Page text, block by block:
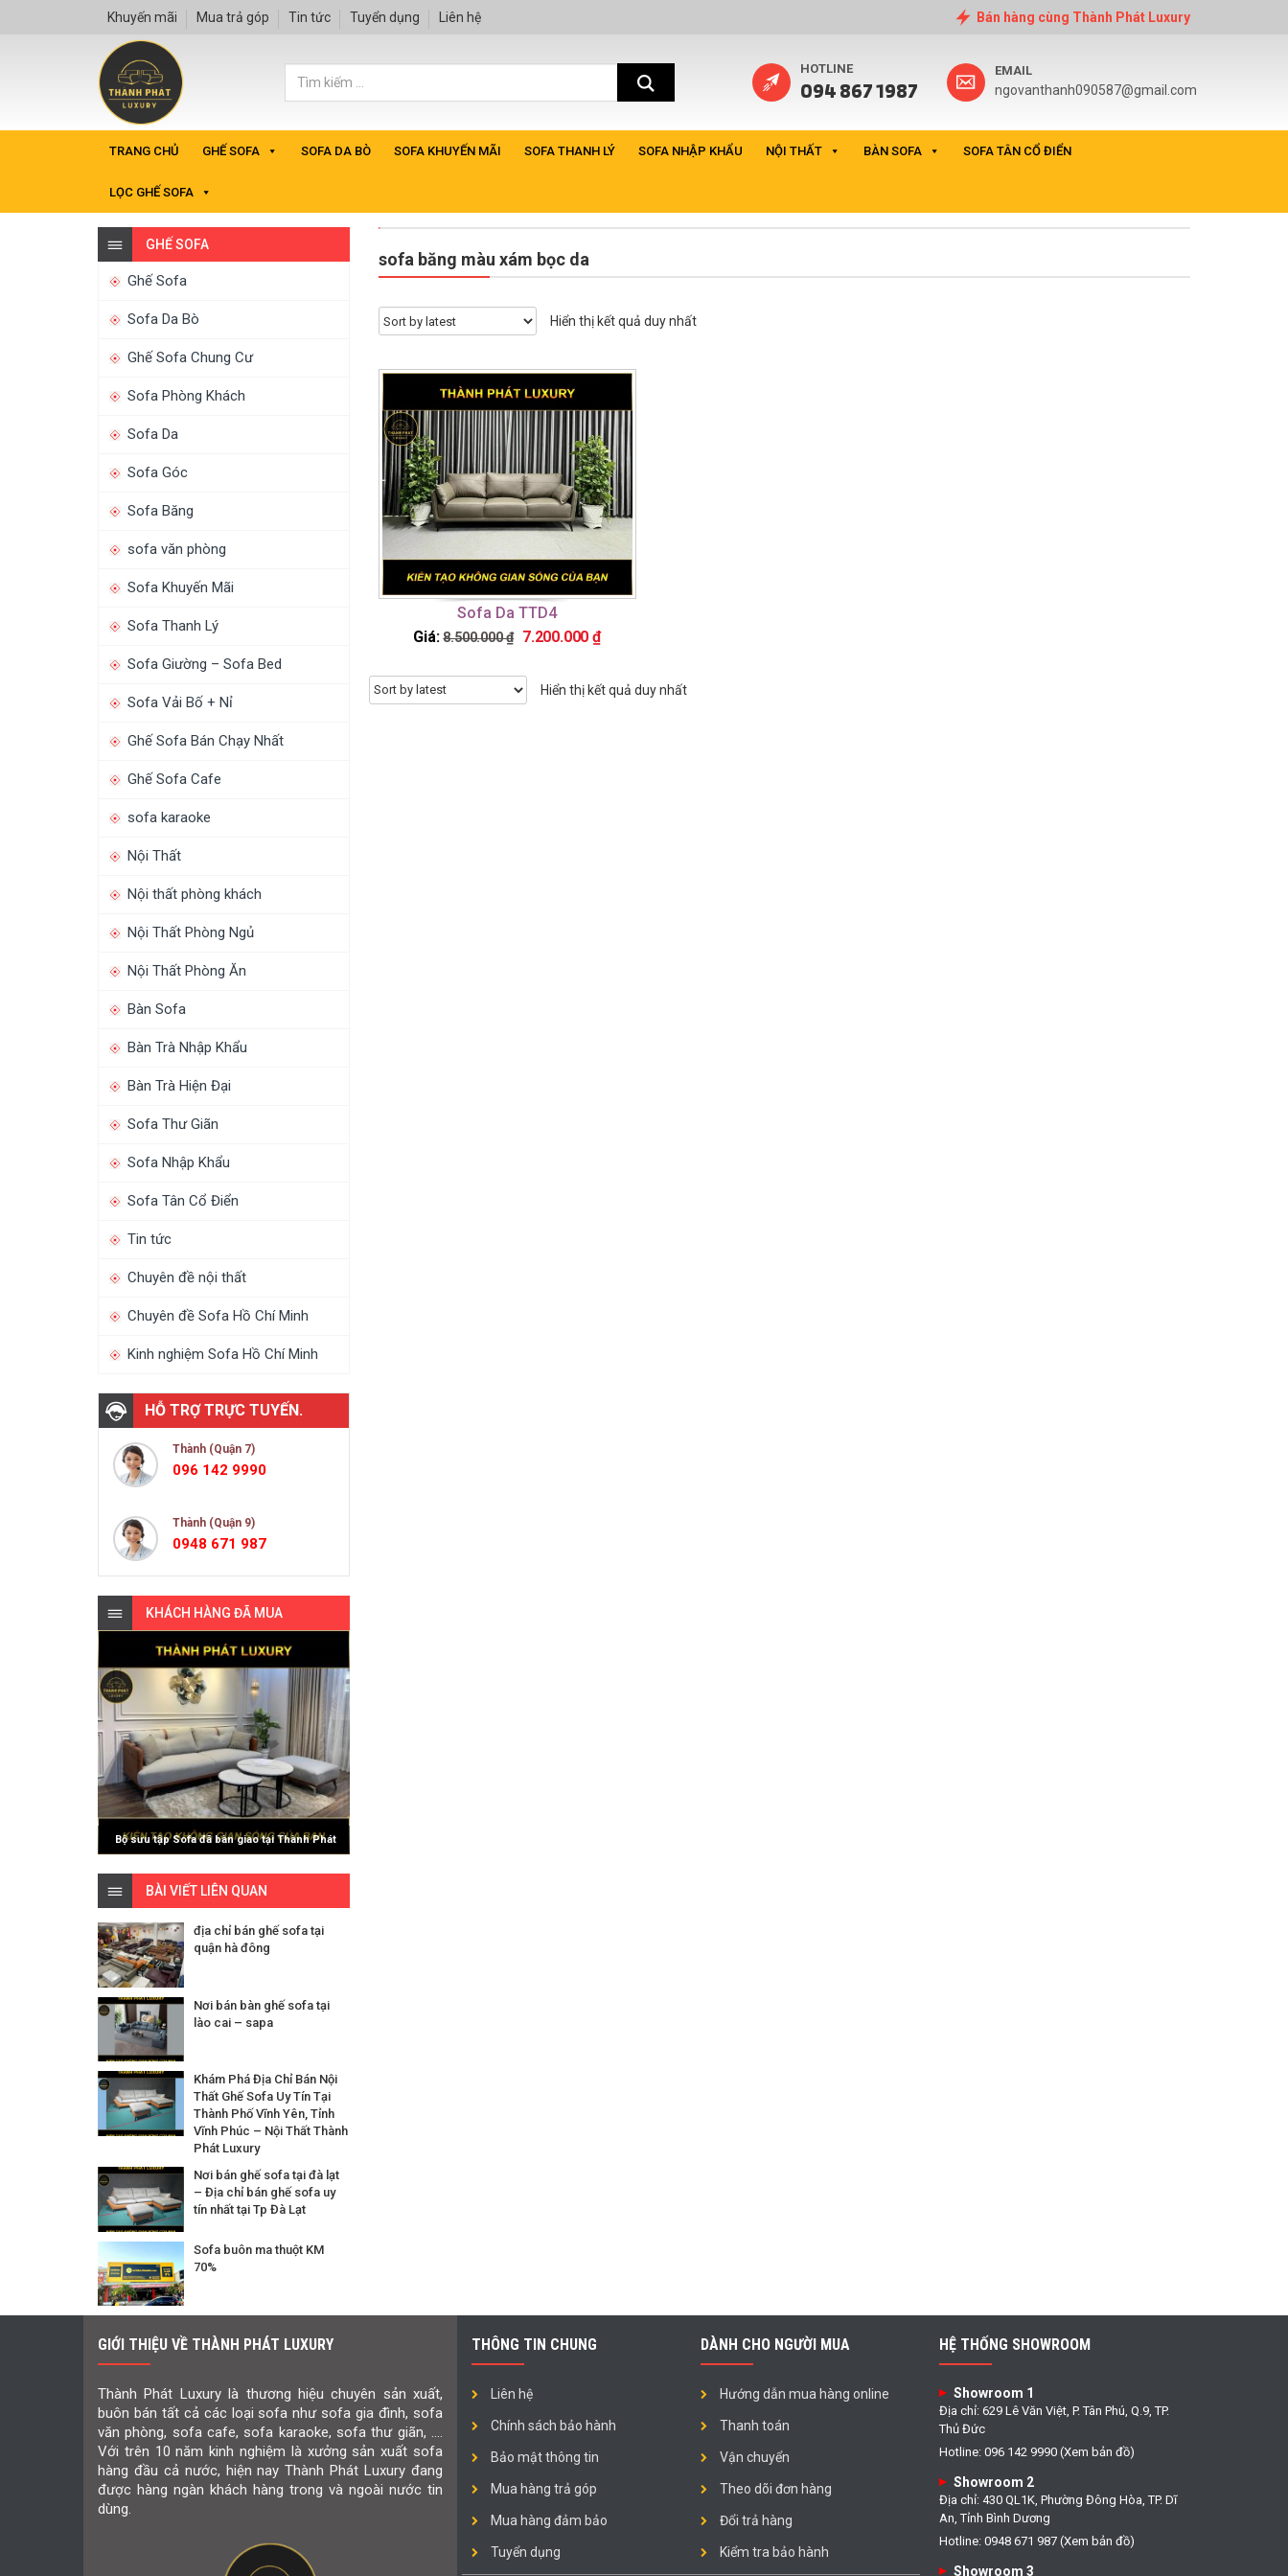
Khuyến mãi Mua trả góp Tin tức Tuyển dụng Liên hệ Bán hàng cùng Thành Phát Luxury
HOTLINE
094 867 1987
EMAIL
ngovanthanh090587@gmail.com
TRANG CHỦ GHẾ SOFA SOFA DA BÒ SOFA KHUYẾN MÃI SOFA THANH LÝ SOFA NHẬP KHẨU NỘI THẤT BÀN SOFA SOFA TÂN CỔ ĐIỂN
LỌC GHẾ SOFA
GHẾ SOFA
Ghế Sofa
Sofa Da Bò
Ghế Sofa Chung Cư
Sofa Phòng Khách
Sofa Da
Sofa Góc
Sofa Băng
sofa văn phòng
Sofa Khuyến Mãi
Sofa Thanh Lý
Sofa Giường – Sofa Bed
Sofa Vải Bố + Nỉ
Ghế Sofa Bán Chạy Nhất
Ghế Sofa Cafe
sofa karaoke
Nội Thất
Nội thất phòng khách
Nội Thất Phòng Ngủ
Nội Thất Phòng Ăn
Bàn Sofa
Bàn Trà Nhập Khẩu
Bàn Trà Hiện Đại
Sofa Thư Giãn
Sofa Nhập Khẩu
Sofa Tân Cổ Điển
Tin tức
Chuyên đề nội thất
Chuyên đề Sofa Hồ Chí Minh
Kinh nghiệm Sofa Hồ Chí Minh
HỖ TRỢ TRỰC TUYẾN.
Thành (Quận 7)
096 142 9990
Thành (Quận 9)
0948 671 987
KHÁCH HÀNG ĐÃ MUA
Bộ sưu tập Sofa đã bàn giao tại Thành Phát
BÀI VIẾT LIÊN QUAN
địa chỉ bán ghế sofa tại
quận hà đông
Nơi bán bàn ghế sofa tại
lào cai – sapa
Khám Phá Địa Chỉ Bán Nội
Thất Ghế Sofa Uy Tín Tại
Thành Phố Vĩnh Yên, Tỉnh
Vĩnh Phúc – Nội Thất Thành
Phát Luxury
Nơi bán ghế sofa tại đà lạt
– Địa chỉ bán ghế sofa uy
tín nhất tại Tp Đà Lạt
Sofa buôn ma thuột KM
70%
sofa băng màu xám bọc da
Hiển thị kết quả duy nhất
Sofa Da TTD4
Giá: 8.500.000₫ 7.200.000 ₫
Hiển thị kết quả duy nhất
GIỚI THIỆU VỀ THÀNH PHÁT LUXURY
Thành Phát Luxury là thương hiệu chuyên sản xuất,
buôn bán tất cả các loại sofa như sofa gia đình, sofa
văn phòng, sofa cafe, sofa karaoke, sofa thư giãn, ….
Với trên 10 năm kinh nghiệm là xưởng sản xuất sofa
hàng đầu cả nước, hiện nay Thành Phát Luxury đang
được hàng ngàn khách hàng trong và ngoài nước tin
dùng.
THÔNG TIN CHUNG
Liên hệ
Chính sách bảo hành
Bảo mật thông tin
Mua hàng trả góp
Mua hàng đảm bảo
Tuyển dụng
DÀNH CHO NGƯỜI MUA
Hướng dẫn mua hàng online
Thanh toán
Vận chuyển
Theo dõi đơn hàng
Đổi trả hàng
Kiểm tra bảo hành
HỆ THỐNG SHOWROOM
Showroom 1
Địa chỉ: 629 Lê Văn Việt, P. Tân Phú, Q.9, TP.
Thủ Đức
Hotline: 096 142 9990 (Xem bản đồ)
Showroom 2
Địa chỉ: 430 QL1K, Phường Đông Hòa, TP. Dĩ
An, Tỉnh Bình Dương
Hotline: 0948 671 987 (Xem bản đồ)
Showroom 3